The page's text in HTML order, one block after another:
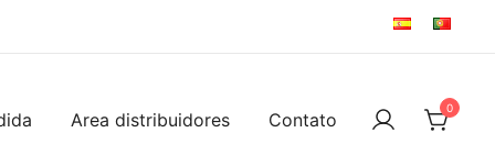
Area distribuidores Contato
0